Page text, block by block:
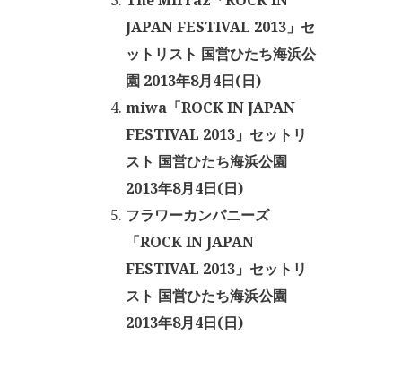
JAPAN FESTIVAL 2013」セ
ットリスト 国営ひたち海浜公
園 2013年8月4日(日)
miwa「ROCK IN JAPAN
FESTIVAL 2013」セットリ
スト 国営ひたち海浜公園
2013年8月4日(日)
フラワーカンパニーズ
「ROCK IN JAPAN
FESTIVAL 2013」セットリ
スト 国営ひたち海浜公園
2013年8月4日(日)